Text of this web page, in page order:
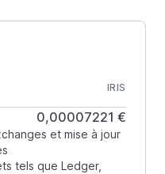
IRIS
0,00007221 €
et mise à jour
tels que Ledger,